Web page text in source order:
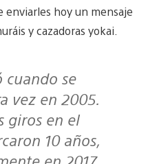
enviarles hoy un mensaje
y cazadoras yokai.
vez en 2005.
giros en el
10 años,
en 2017,